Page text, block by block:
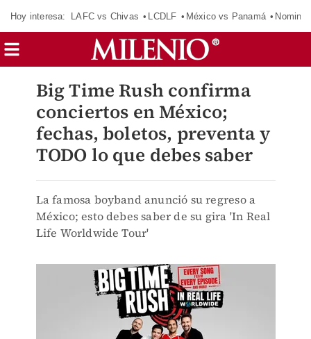
Hoy interesa: LAFC vs Chivas LCDLF México vs Panamá
Big Time Rush confirma
conciertos en México;
fechas, boletos, preventa y
TODO lo que debes saber
La famosa boyband anunció su regreso a
México; esto debes saber de su gira 'In Real
Life Worldwide Tour'